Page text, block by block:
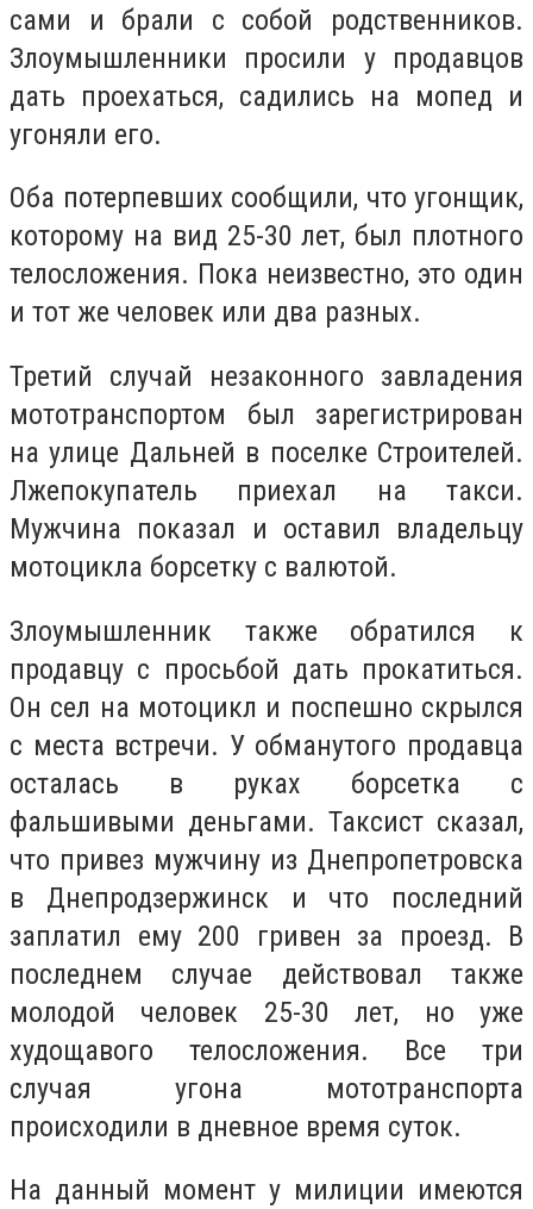
сами и брали с собой родственников.
Злоумышленники просили у продавцов
дать проехаться, садились на мопед и
угоняли его.
Оба потерпевших сообщили, что угонщик,
которому на вид 25-30 лет, был плотного
телосложения. Пока неизвестно, это один
и тот же человек или два разных.
Третий случай незаконного завладения
мототранспортом был зарегистрирован
на улице Дальней в поселке Строителей.
Лжепокупатель приехал на такси.
Мужчина показал и оставил владельцу
мотоцикла борсетку с валютой.
Злоумышленник также обратился к
продавцу с просьбой дать прокатиться.
Он сел на мотоцикл и поспешно скрылся
с места встречи. У обманутого продавца
осталась в руках борсетка с
фальшивыми деньгами. Таксист сказал,
что привез мужчину из Днепропетровска
в Днепродзержинск и что последний
заплатил ему 200 гривен за проезд. В
последнем случае действовал также
молодой человек 25-30 лет, но уже
худощавого телосложения. Все три
случая угона мототранспорта
происходили в дневное время суток.
На данный момент у милиции имеются